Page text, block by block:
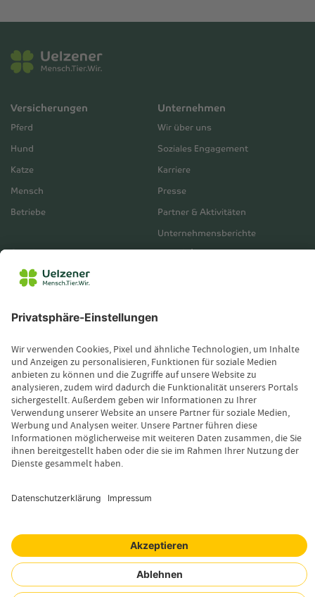
Versicherungen
Pferd
Hund
Katze
Mensch
Betriebe
Unternehmen
Wir über uns
Soziales Engagement
Karriere
Presse
Partner & Aktivitäten
Unternehmensberichte
Service
Servicebereich
Leistungsfall melden
Vertrieb
Wissenswertes
Magazin
Newsletter-Anmeldung
Copyright © 2026 Uelzener Tier-Magazin
Cookie-Einstellungen
Mensch. Tier. Wir.